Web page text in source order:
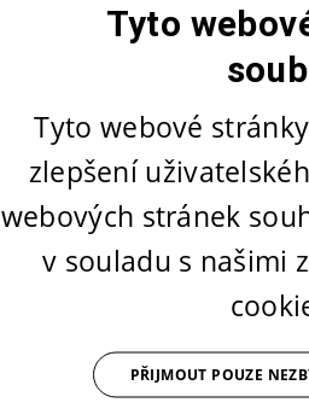
Tyto
Tyto webové
zlepšení
webových stránek
v souladu s našimi
PŘIJMOUT POUZE